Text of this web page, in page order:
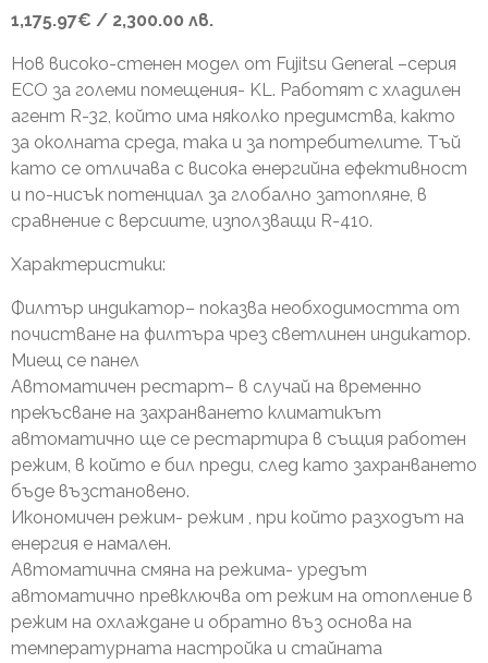
1,175.97€ / 2,300.00 лв.
Нов високо-стенен модел от Fujitsu General –серия
ECO за големи помещения- KL. Работят с хладилен
агент R-32, който има няколко предимства, както
за околната среда, така и за потребителите. Тъй
като се отличава с висока енергийна ефективност
и по-нисък потенциал за глобално затопляне, в
сравнение с версиите, използващи R-410.
Характеристики:
Филтър индикатор– показва необходимостта от
почистване на филтъра чрез светлинен индикатор.
Миещ се панел
Автоматичен рестарт– в случай на временно
прекъсване на захранването климатикът
автоматично ще се рестартира в същия работен
режим, в който е бил преди, след като захранването
бъде възстановено.
Икономичен режим- режим , при който разходът на
енергия е намален.
Автоматична смяна на режима- уредът
автоматично превключва от режим на отопление в
режим на охлаждане и обратно въз основа на
температурната настройка и стайната